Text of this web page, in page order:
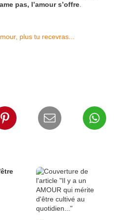
pas, l’amour s’offre